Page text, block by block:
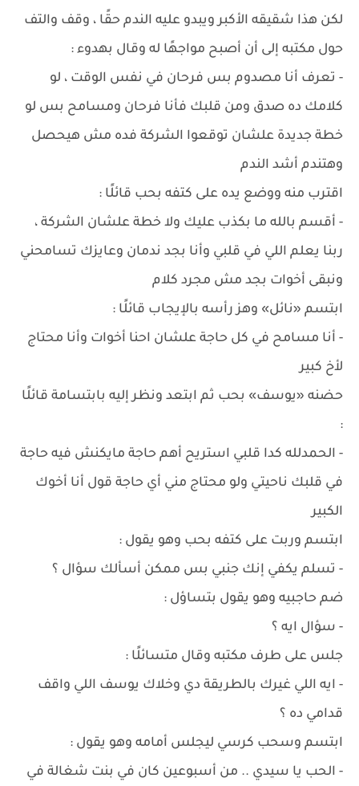
لكن هذا شقيقه الأكبر ويبدو عليه الندم حقًا ، وقف والتف
حول مكتبه إلى أن أصبح مواجهًا له وقال بهدوء :
- تعرف أنا مصدوم بس فرحان في نفس الوقت ، لو
كلامك ده صدق ومن قلبك فأنا فرحان ومسامح بس لو
خطة جديدة علشان توقعوا الشركة فده مش هيحصل
وهتندم أشد الندم
اقترب منه ووضع يده على كتفه بحب قائلًا :
- أقسم بالله ما بكذب عليك ولا خطة علشان الشركة ،
ربنا يعلم اللي في قلبي وأنا بجد ندمان وعايزك تسامحني
ونبقى أخوات بجد مش مجرد كلام
ابتسم «نائل» وهز رأسه بالإيجاب قائلًا :
- أنا مسامح في كل حاجة علشان احنا أخوات وأنا محتاج
لأخ كبير
حضنه «يوسف» بحب ثم ابتعد ونظر إليه بابتسامة قائلًا
:
- الحمدلله كدا قلبي استريح أهم حاجة مايكنش فيه حاجة
في قلبك ناحيتي ولو محتاج مني أي حاجة قول أنا أخوك
الكبير
ابتسم وربت على كتفه بحب وهو يقول :
- تسلم يكفي إنك جنبي بس ممكن أسألك سؤال ؟
ضم حاجبيه وهو يقول بتساؤل :
- سؤال ايه ؟
جلس على طرف مكتبه وقال متسائلًا :
- ايه اللي غيرك بالطريقة دي وخلاك يوسف اللي واقف
قدامي ده ؟
ابتسم وسحب كرسي ليجلس أمامه وهو يقول :
- الحب يا سيدي .. من أسبوعين كان في بنت شغالة في